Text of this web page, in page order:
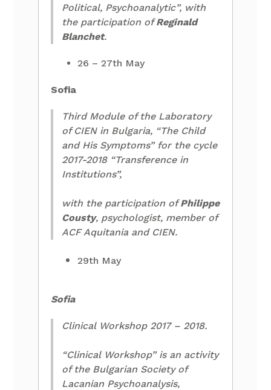
Political, Psychoanalytic”, with
the participation ofReginald
Blanchet.
26 – 27th May
Sofia
Third Module of the Laboratory
of CIEN in Bulgaria, “The Child
and His Symptoms” for the cycle
2017-2018 “Transference in
Institutions”,
with the participation ofPhilippe
Cousty, psychologist, member of
ACF Aquitania and CIEN.
29th May
Sofia
Clinical Workshop 2017 – 2018.
“Clinical Workshop” is an activity
of the Bulgarian Society of
Lacanian Psychoanalysis,